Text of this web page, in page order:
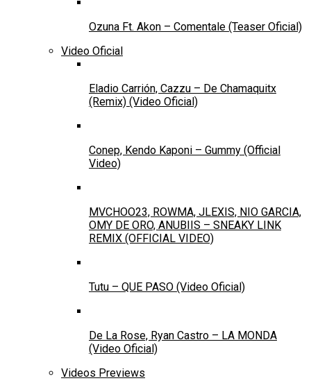
Ozuna Ft. Akon – Comentale (Teaser Oficial)
Video Oficial
Eladio Carrión, Cazzu – De Chamaquitx
(Remix) (Video Oficial)
Conep, Kendo Kaponi – Gummy (Official
Video)
MVCHOO23, ROWMA, JLEXIS, NIO GARCIA,
OMY DE ORO, ANUBIIS – SNEAKY LINK
REMIX (OFFICIAL VIDEO)
Tutu – QUE PASO (Video Oficial)
De La Rose, Ryan Castro – LA MONDA
(Video Oficial)
Videos Previews